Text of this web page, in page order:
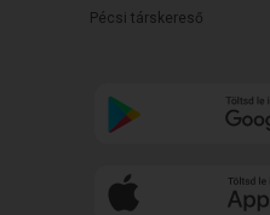
Pécsi társkereső